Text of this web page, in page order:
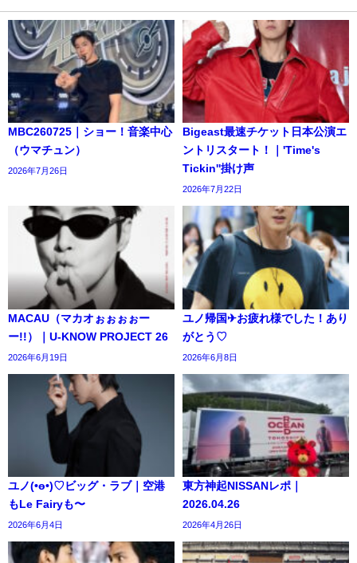
MBC260725｜ショー！音楽中心
（ウマチュン）
2026年7月26日
Bigeast最速チケット日本公演エ
ントリスタート！｜'Time's
Tickin''掛け声
2026年7月22日
MACAU（マカオぉぉぉぉー
ー!!）｜U-KNOW PROJECT 26
2026年6月19日
ユノ帰国✈お疲れ様でした！あり
がとう♡
2026年6月8日
ユノ(•ө•)♡ビッグ・ラブ｜空港
もLe Fairyも〜
2026年6月4日
東方神起NISSANレポ｜
2026.04.26
2026年4月26日